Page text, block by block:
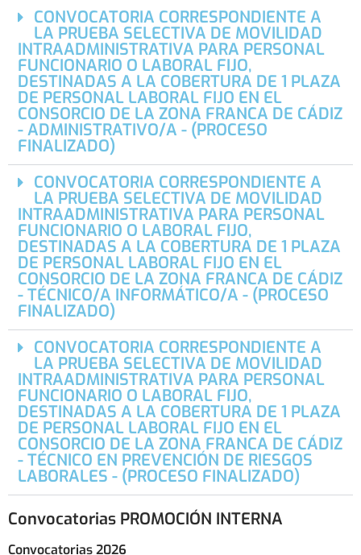
CONVOCATORIA CORRESPONDIENTE A
LA PRUEBA SELECTIVA DE MOVILIDAD
INTRAADMINISTRATIVA PARA PERSONAL
FUNCIONARIO O LABORAL FIJO,
DESTINADAS A LA COBERTURA DE 1 PLAZA
DE PERSONAL LABORAL FIJO EN EL
CONSORCIO DE LA ZONA FRANCA DE CÁDIZ
- ADMINISTRATIVO/A - (PROCESO
FINALIZADO)
CONVOCATORIA CORRESPONDIENTE A
LA PRUEBA SELECTIVA DE MOVILIDAD
INTRAADMINISTRATIVA PARA PERSONAL
FUNCIONARIO O LABORAL FIJO,
DESTINADAS A LA COBERTURA DE 1 PLAZA
DE PERSONAL LABORAL FIJO EN EL
CONSORCIO DE LA ZONA FRANCA DE CÁDIZ
- TÉCNICO/A INFORMÁTICO/A - (PROCESO
FINALIZADO)
CONVOCATORIA CORRESPONDIENTE A
LA PRUEBA SELECTIVA DE MOVILIDAD
INTRAADMINISTRATIVA PARA PERSONAL
FUNCIONARIO O LABORAL FIJO,
DESTINADAS A LA COBERTURA DE 1 PLAZA
DE PERSONAL LABORAL FIJO EN EL
CONSORCIO DE LA ZONA FRANCA DE CÁDIZ
- TÉCNICO EN PREVENCIÓN DE RIESGOS
LABORALES - (PROCESO FINALIZADO)
Convocatorias PROMOCIÓN INTERNA
Convocatorias 2026